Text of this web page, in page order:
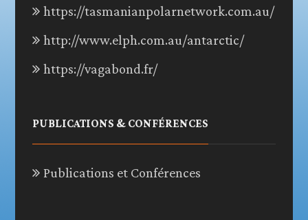
https://tasmanianpolarnetwork.com.au/
http://www.elph.com.au/antarctic/
https://vagabond.fr/
PUBLICATIONS & CONFÉRENCES
Publications et Conférences